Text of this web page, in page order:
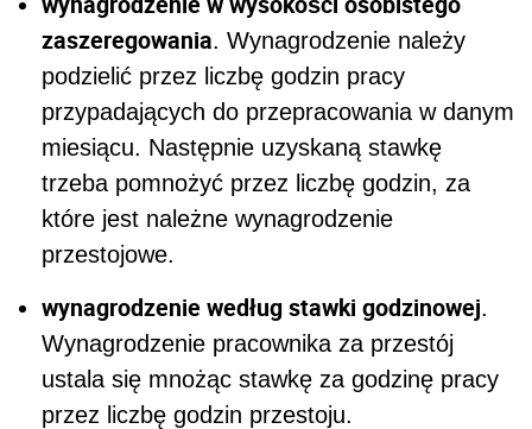
zaszeregowania. Wynagrodzenie należy
podzielić przez liczbę godzin pracy
przypadających do przepracowania w danym
miesiącu. Następnie uzyskaną stawkę
trzeba pomnożyć przez liczbę godzin, za
które jest należne wynagrodzenie
przestojowe.
wynagrodzenie według stawki godzinowej.
Wynagrodzenie pracownika za przestój
ustala się mnożąc stawkę za godzinę pracy
przez liczbę godzin przestoju.